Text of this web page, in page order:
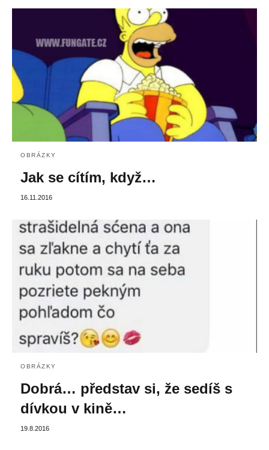
OBRÁZKY
Jak se cítím, když…
16.11.2016
OBRÁZKY
Dobrá… představ si, že sedíš s
dívkou v kině…
19.8.2016